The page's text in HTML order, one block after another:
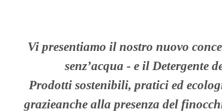
Vi presentiamo il nostro nuovo
senz’acqua - e il Detergente
Prodotti sostenibili, pratici ed
grazieanche alla presenza del